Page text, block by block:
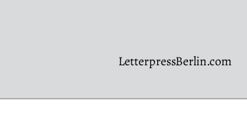
LetterpressBerlin.com